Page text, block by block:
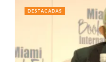
DESTACADAS